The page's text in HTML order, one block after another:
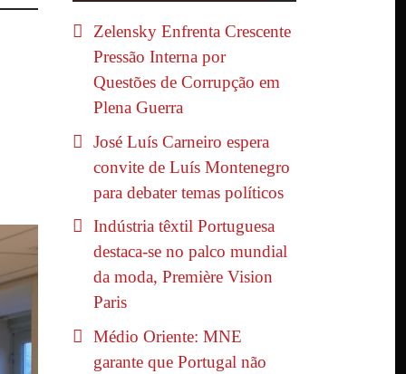
Zelensky Enfrenta Crescente
Pressão Interna por
Questões de Corrupção em
Plena Guerra
José Luís Carneiro espera
convite de Luís Montenegro
para debater temas políticos
Indústria têxtil Portuguesa
destaca-se no palco mundial
da moda, Première Vision
Paris
Médio Oriente: MNE
garante que Portugal não